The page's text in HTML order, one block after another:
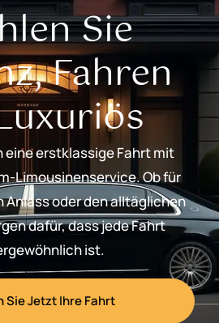
Sie
Fahren
eine erstklassige Fahrt mit
Limousinenservice. Ob für
Anlass oder den alltäglichen
dafür, dass jede Fahrt
ist.
Sie Jetzt Ihre Fahrt